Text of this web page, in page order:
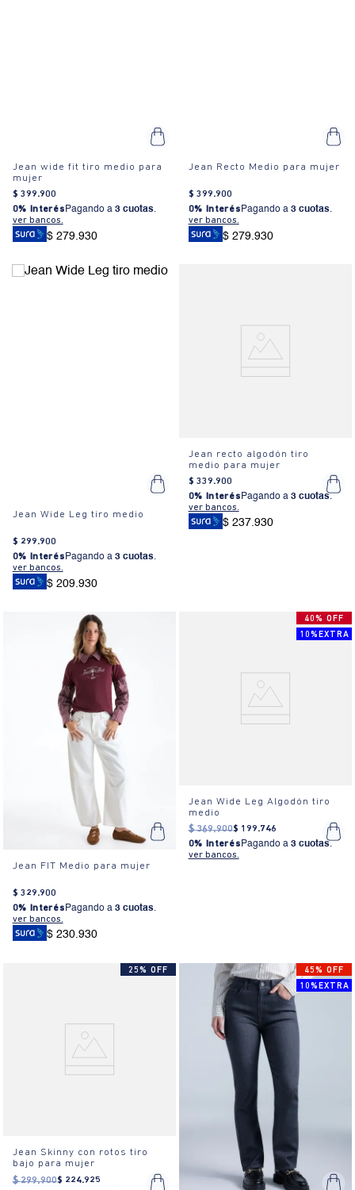
Jean wide fit tiro medio para
mujer
$ 399.900
0% Interés Pagando a 3 cuotas.
ver bancos.
$ 279.930
Jean Recto Medio para mujer
$ 399.900
0% Interés Pagando a 3 cuotas.
ver bancos.
$ 279.930
Jean Wide Leg tiro medio
$ 299.900
0% Interés Pagando a 3 cuotas.
ver bancos.
$ 209.930
Jean recto algodón tiro
medio para mujer
$ 339.900
0% Interés Pagando a 3 cuotas.
ver bancos.
$ 237.930
Jean FIT Medio para mujer
$ 329.900
0% Interés Pagando a 3 cuotas.
ver bancos.
$ 230.930
40% OFF
10%EXTRA
Jean Wide Leg Algodón tiro
medio
$ 369.900$ 199.746
0% InterésPagando a 3 cuotas.
ver bancos.
25% OFF
Jean Skinny con rotos tiro
bajo para mujer
$ 299.900$ 224.925
45% OFF
10%EXTRA